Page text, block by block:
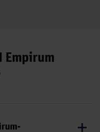
Empirum